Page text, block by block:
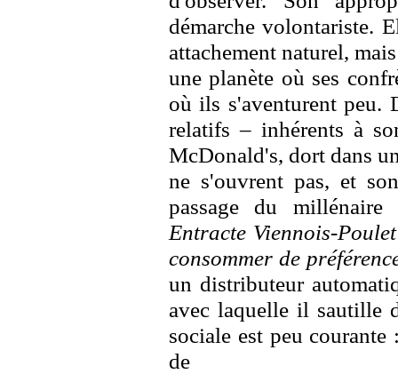
démarche volontariste.
attachement naturel,
une planète où ses
où ils s'aventurent peu.
relatifs – inhérents à
McDonald's, dort dans
ne s'ouvrent pas, et
passage du
Entracte Viennois-
consommer de
un distributeur
avec laquelle il sautille
sociale est peu
de